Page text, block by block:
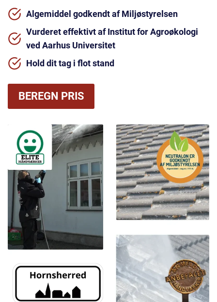
Algemiddel godkendt af Miljøstyrelsen
Vurderet effektivt af Institut for Agroøkologi
ved Aarhus Universitet
Hold dit tag i flot stand
BEREGN PRIS